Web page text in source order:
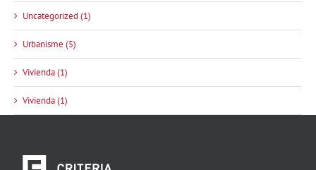
Uncategorized (1)
Urbanisme (5)
Vivienda (1)
Vivienda (1)